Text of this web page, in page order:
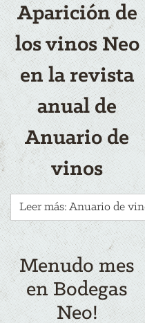
Aparición de
los vinos Neo
en la revista
anual de
Anuario de
vinos
Leer más: Anuario de
Menudo mes
en Bodegas
Neo!